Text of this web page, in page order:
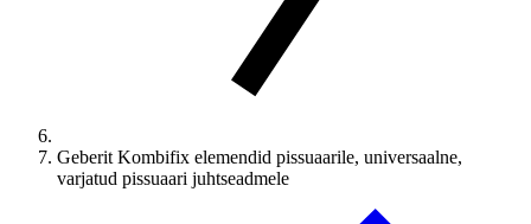
Geberit Kombifix elemendid pissuaarile, universaalne,
varjatud pissuaari juhtseadmele